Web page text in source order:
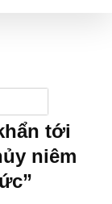
tới
niêm